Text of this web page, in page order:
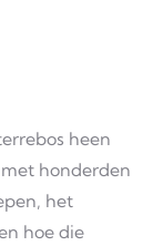
heen
honderden
het
hoe die